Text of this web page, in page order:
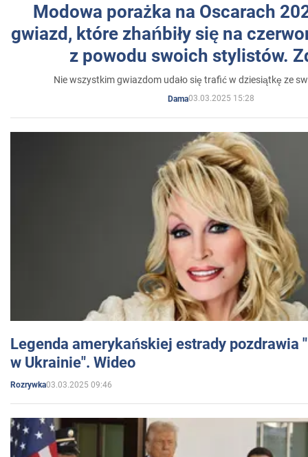
Modowa porażka na Oscarach
gwiazd, które zhańbiły się na
z powodu swoich stylistów.
Nie wszystkim gwiazdom udało się trafić w dziesiątkę ze
Dama03.03.2025 15:28
Legenda amerykańskiej estrady pozdrawia
w Ukrainie". Wideo
Rozrywka03.03.2025 09:46